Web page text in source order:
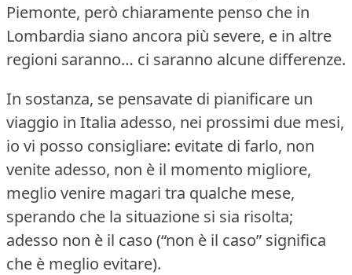
Piemonte, però chiaramente penso che in
Lombardia siano ancora più severe, e in altre
regioni saranno… ci saranno alcune differenze.
In sostanza, se pensavate di pianificare un
viaggio in Italia adesso, nei prossimi due mesi,
io vi posso consigliare: evitate di farlo, non
venite adesso, non è il momento migliore,
meglio venire magari tra qualche mese,
sperando che la situazione si sia risolta;
adesso non è il caso (“non è il caso” significa
che è meglio evitare).